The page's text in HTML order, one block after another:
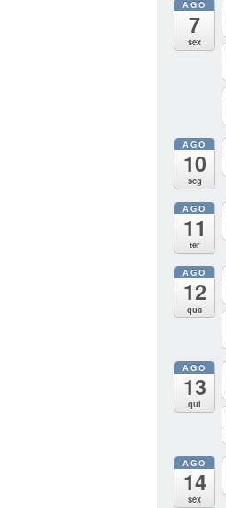
AGO
7
sex
AGO
10
seg
AGO
11
ter
AGO
12
qua
AGO
13
qui
AGO
14
sex